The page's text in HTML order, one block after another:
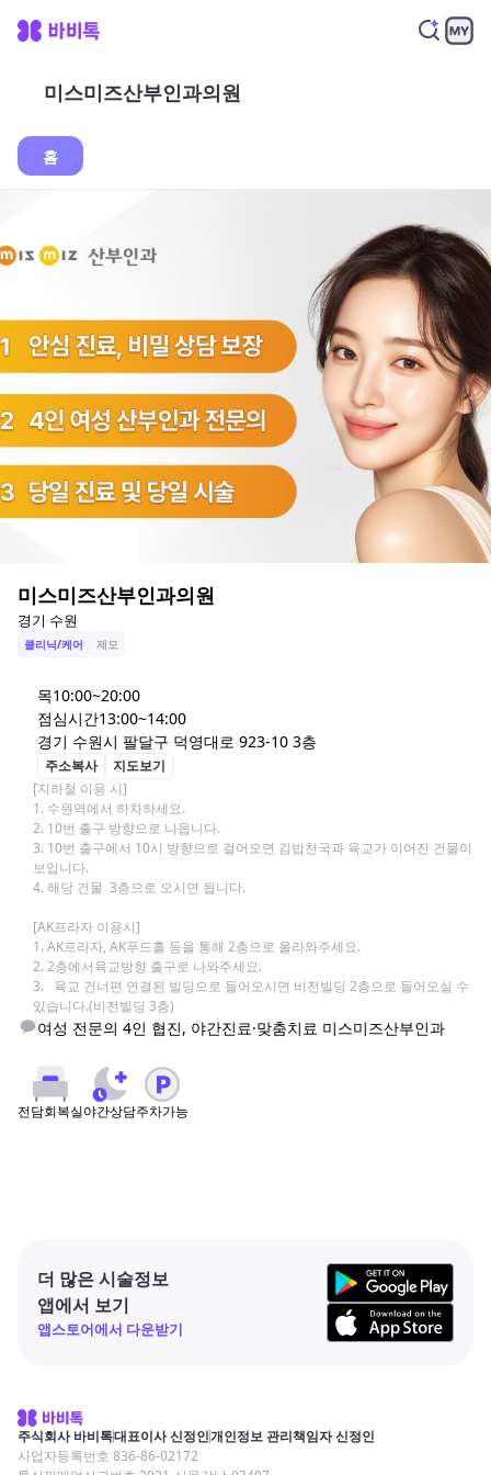
미스미즈산부인과의원
홈
미스미즈산부인과의원
경기 수원
클리닉/케어 제모
목10:00~20:00
점심시간13:00~14:00
경기 수원시 팔달구 덕영대로 923-10 3층
주소복사
지도보기
[지하철 이용 시]
1. 수원역에서 하차하세요.
2. 10번 출구 방향으로 나옵니다.
3. 10번 출구에서 10시 방향으로 걸어오면 김밥천국과 육교가 이어진 건물이
보입니다.
4. 해당 건물  3층으로 오시면 됩니다.
[AK프라자 이용시]
1. AK프라자, AK푸드홀 등을 통해 2층으로 올라와주세요.
2. 2층에서육교방향 출구로 나와주세요.
3.   육교 건너편 연결된 빌딩으로 들어오시면 비전빌딩 2층으로 들어오실 수
있습니다.(비전빌딩 3층)
여성 전문의 4인 협진, 야간진료·맞춤치료 미스미즈산부인과
전담회복실야간상담주차가능
더 많은 시술정보
앱에서 보기
앱스토어에서 다운받기
주식회사 바비톡대표이사 신정인개인정보 관리책임자 신정인
사업자등록번호 836-86-02172